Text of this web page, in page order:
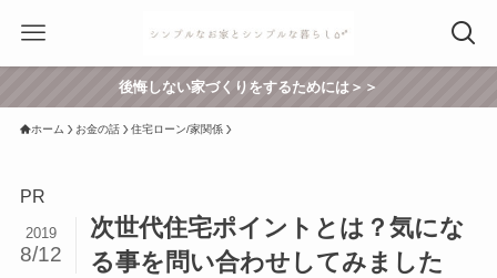
後悔しない家づくりをするためには＞＞
ホーム お金の話 住宅ローン/家関係
PR
次世代住宅ポイントとは？気にな
る事を問い合わせしてみました
2019
8/12